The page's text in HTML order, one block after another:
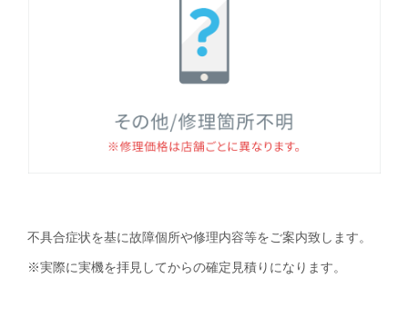
不具合症状を基に故障個所や修理内容等をご案内致します。
※実際に実機を拝見してからの確定見積りになります。